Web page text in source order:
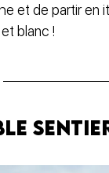
et de partir en
blanc !